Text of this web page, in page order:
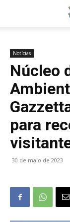
Notícias
Núcleo
para
30 de maio de 2023